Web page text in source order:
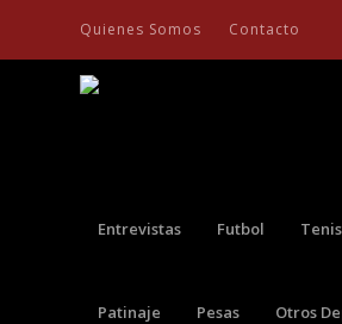
Quienes Somos Contacto
Entrevistas Futbol Tenis
Patinaje Pesas Otros